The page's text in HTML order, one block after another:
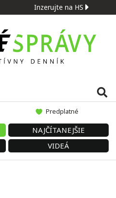
Inzerujte na HS
Predplatné
NAJČÍTANEJŠIE
VIDEÁ